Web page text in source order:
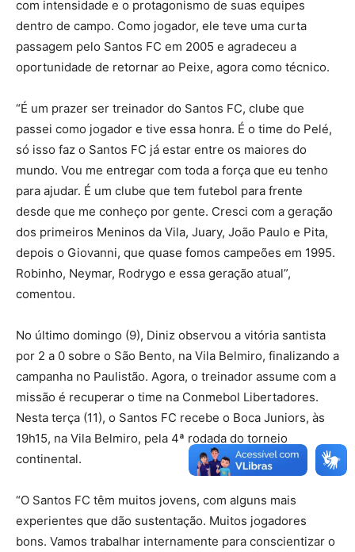
com intensidade e o protagonismo de suas equipes
dentro de campo. Como jogador, ele teve uma curta
passagem pelo Santos FC em 2005 e agradeceu a
oportunidade de retornar ao Peixe, agora como técnico.
“É um prazer ser treinador do Santos FC, clube que
passei como jogador e tive essa honra. É o time do Pelé,
só isso faz o Santos FC já estar entre os maiores do
mundo. Vou me entregar com toda a força que eu tenho
para ajudar. É um clube que tem futebol para frente
desde que me conheço por gente. Cresci com a geração
dos primeiros Meninos da Vila, Juary, João Paulo e Pita,
depois o Giovanni, que quase fomos campeões em 1995.
Robinho, Neymar, Rodrygo e essa geração atual”,
comentou.
No último domingo (9), Diniz observou a vitória santista
por 2 a 0 sobre o São Bento, na Vila Belmiro, finalizando a
campanha no Paulistão. Agora, o treinador assume com a
missão é recuperar o time na Conmebol Libertadores.
Nesta terça (11), o Santos FC recebe o Boca Juniors, às
19h15, na Vila Belmiro, pela 4ª rodada do torneio
continental.
“O Santos FC têm muitos jovens, com alguns mais
experientes que dão sustentação. Muitos jogadores
bons. Vamos trabalhar internamente para conscientizar o